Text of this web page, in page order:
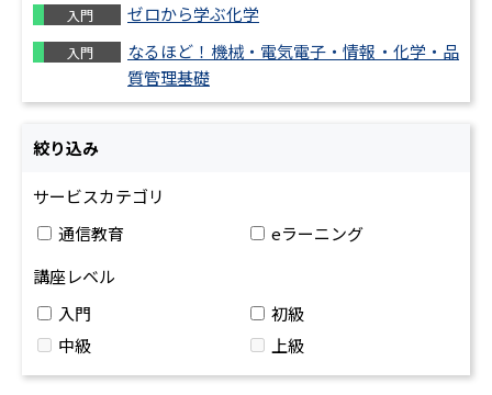
入門 ゼロから学ぶ化学
入門
なるほど！機械・電気電子・情報・化学・品
質管理基礎
絞り込み
サービスカテゴリ
通信教育
eラーニング
講座レベル
入門
初級
中級
上級